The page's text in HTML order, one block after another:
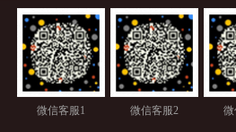
微信客服1 微信客服2 微